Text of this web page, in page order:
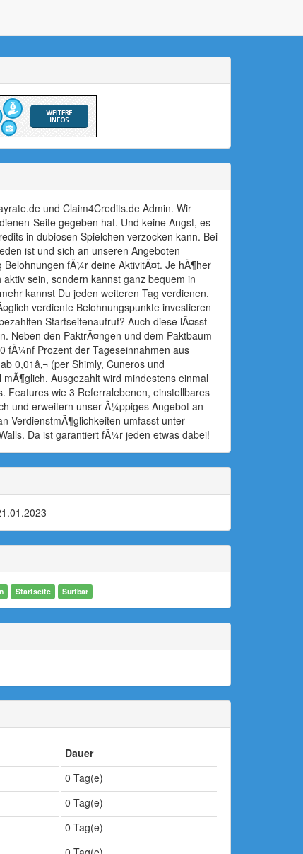
und Claim4Credits.de Admin. Wir
Seite gegeben hat. Und keine Angst, es
in dubiosen Spielchen verzocken kann. Bei
ist und sich an unseren Angeboten
fÃ¼r deine AktivitÃ¤t. Je hÃ¶her
sein, sondern kannst ganz bequem in
kannst Du jeden weiteren Tag verdienen.
verdiente Belohnungspunkte investieren
Startseitenaufruf? Auch diese lÃ¤sst
Neben den PaktrÃ¤ngen und dem Paktbaum
fÃ¼nf Prozent der Tageseinnahmen aus
0,01â‚¬ (per Shimly, Cuneros und
Ausgezahlt wird mindestens einmal
Features wie 3 Referralebenen, einstellbares
und erweitern unser Ã¼ppiges Angebot an
VerdienstmÃ¶glichkeiten umfasst unter
Da ist garantiert fÃ¼r jeden etwas dabei!
Startseite Surfbar
Dauer
0 Tag(e)
0 Tag(e)
0 Tag(e)